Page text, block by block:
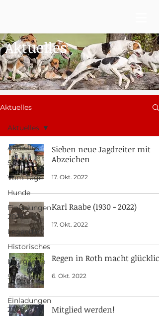
Aktuelles
Aktuelles
Aktuelles
Sport
Vom Tage
Hunde
Einladungen
2025
Legendär
Historisches
Lehrgänge
Sport in
Rot
Einladungen
2026
Aktuelles
Sieben neue Jagdreiter mit
Abzeichen
17. Okt. 2022
Karl Raabe (1930 - 2022)
17. Okt. 2022
Regen in Roth macht glücklich
6. Okt. 2022
Mitglied werden!